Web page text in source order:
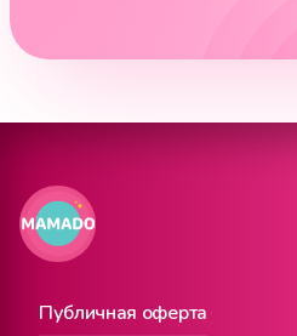
Публичная оферта